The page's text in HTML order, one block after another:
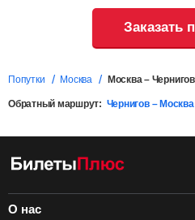
Заказать
Попутки Москва Москва – Чернигов
Обратный маршрут: Чернигов – Москва
О нас